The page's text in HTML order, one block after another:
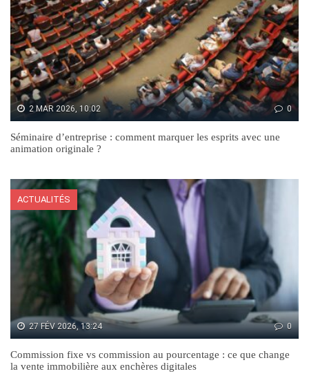
2 MAR 2026, 10:02 0
Séminaire d’entreprise : comment marquer les esprits avec une
animation originale ?
ACTUALITÉS
27 FÉV 2026, 13:24 0
Commission fixe vs commission au pourcentage : ce que change
la vente immobilière aux enchères digitales